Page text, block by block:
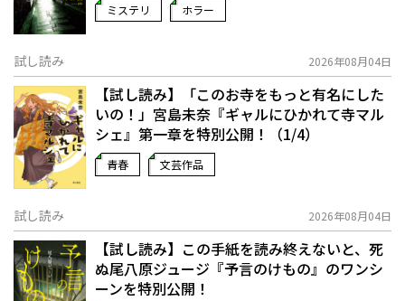
ミステリ ホラー
試し読み 2026年08月04日
【試し読み】「このお寺をもっと有名にした
いの！」宮島未奈『ギャルにひかれて寺マル
シェ』第一章を特別公開！（1/4）
青春 文芸作品
試し読み 2026年08月04日
【試し読み】この手紙を読み終えないと、死
ぬ――尾八原ジュージ『予言のけもの』のワンシ
ーンを特別公開！